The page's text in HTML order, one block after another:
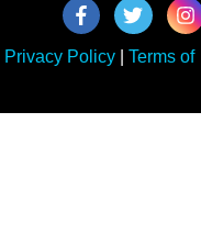
Privacy Policy
Terms of